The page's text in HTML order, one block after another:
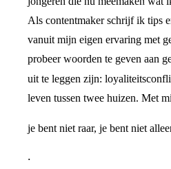
Als contentmaker schrijf ik tips
vanuit mijn eigen ervaring met
probeer woorden te geven aan
uit te leggen zijn:
leven tussen twee huizen. Met
je bent niet raar, je bent niet
.